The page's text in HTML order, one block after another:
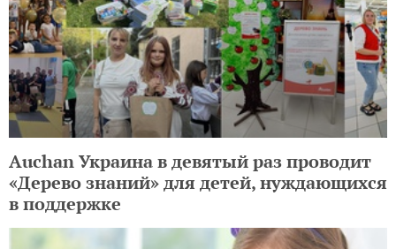
Auchan Украина в девятый раз проводит
«Дерево знаний» для детей, нуждающихся
в поддержке